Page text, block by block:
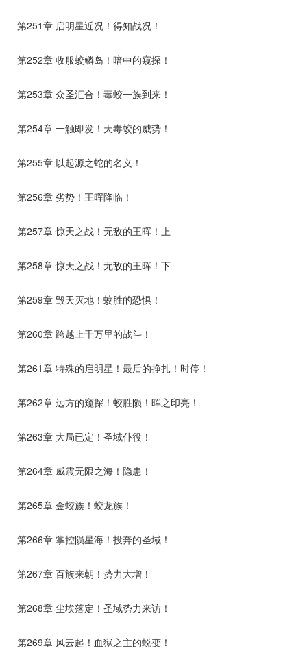
第251章 启明星近况！得知战况！
第252章 收服蛟鳞岛！暗中的窥探！
第253章 众圣汇合！毒蛟一族到来！
第254章 一触即发！天毒蛟的威势！
第255章 以起源之蛇的名义！
第256章 劣势！王晖降临！
第257章 惊天之战！无敌的王晖！上
第258章 惊天之战！无敌的王晖！下
第259章 毁天灭地！蛟胜的恐惧！
第260章 跨越上千万里的战斗！
第261章 特殊的启明星！最后的挣扎！时停！
第262章 远方的窥探！蛟胜陨！晖之印亮！
第263章 大局已定！圣域仆役！
第264章 威震无限之海！隐患！
第265章 金蛟族！蛟龙族！
第266章 掌控陨星海！投奔的圣域！
第267章 百族来朝！势力大增！
第268章 尘埃落定！圣域势力来访！
第269章 风云起！血狱之主的蜕变！